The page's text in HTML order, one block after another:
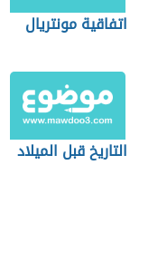
اتفاقية مونتريال
التاريخ قبل الميلاد